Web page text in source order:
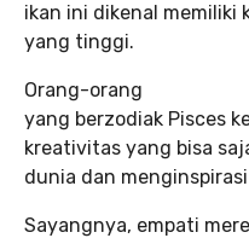
ikan ini dikenal memiliki
yang tinggi.
Orang-orang
yang berzodiak Pisces
kreativitas yang bisa
dunia dan
Sayangnya, empati